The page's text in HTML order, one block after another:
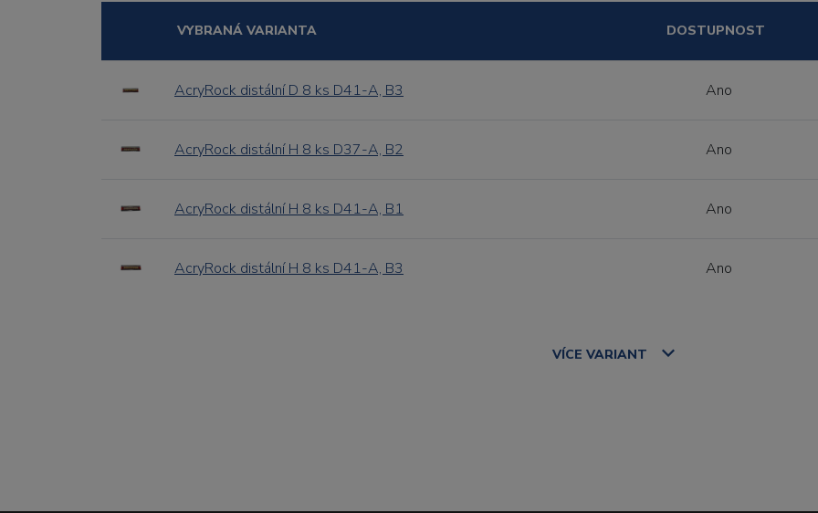
VYBRANÁ VARIANTA DOSTUPNOST
AcryRock distální D 8 ks D41-A, B3 Ano
AcryRock distální H 8 ks D37-A, B2 Ano
AcryRock distální H 8 ks D41-A, B1 Ano
AcryRock distální H 8 ks D41-A, B3 Ano
VÍCE VARIANT